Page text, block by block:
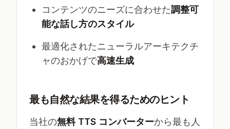
コンテンツのニーズに合わせた調整可
能な話し方のスタイル
最適化されたニューラルアーキテクチ
ャのおかげで高速生成
最も自然な結果を得るためのヒント
当社の無料 TTS コンバーターから最も人